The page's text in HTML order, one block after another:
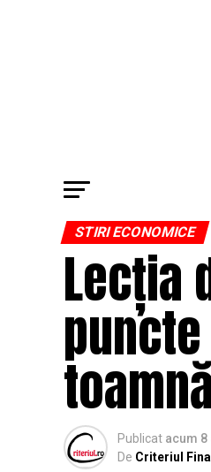
STIRI ECONOMICE
Lecția
Publicat acum 8
De Criteriul